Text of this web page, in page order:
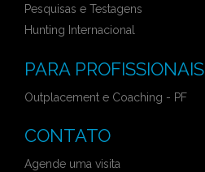
Pesquisas e Testagens
Hunting Internacional
PARA PROFISSIONAIS
Outplacement e Coaching - PF
CONTATO
Agende uma visita